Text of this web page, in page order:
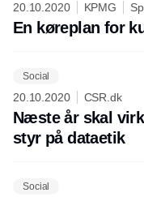
20.10.2020 KPMG
En køreplan for
Social
20.10.2020 CSR.dk
Næste år skal
styr på dataetik
Social